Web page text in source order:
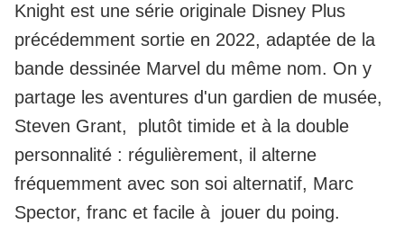
Knight est une série originale Disney Plus
précédemment sortie en 2022, adaptée de la
bande dessinée Marvel du même nom. On y
partage les aventures d'un gardien de musée,
Steven Grant, plutôt timide et à la double
personnalité : régulièrement, il alterne
fréquemment avec son soi alternatif, Marc
Spector, franc et facile à jouer du poing.